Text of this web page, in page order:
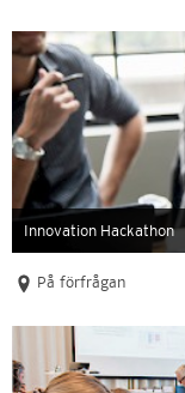
Innovation Hackathon
På förfrågan